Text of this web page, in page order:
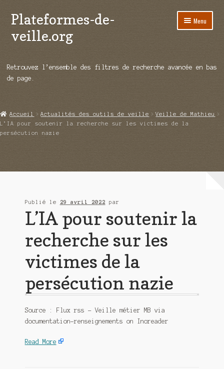
Aller
à
la
Aller
au
contenu
Plateformes-de-
veille.org
Menu
Répertoire d’ouitils
Démos vidéos
Qui sommes-nous ?
Retrouvez l’ensemble des filtres de recherche avancée en bas
de page.
Accueil Actualités des outils de veille
Veille de Mathieu
L’IA pour soutenir la recherche sur les victimes de la
persécution nazie
Publié le 29 avril 2022 par
L’IA pour soutenir la
recherche sur les
victimes de la
persécution nazie
Source : Flux rss – Veille métier MB via
documentation-renseignements on Inoreader
Read More